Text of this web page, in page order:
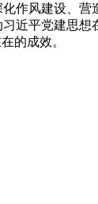
作风建设、
近平党建思
的成效。